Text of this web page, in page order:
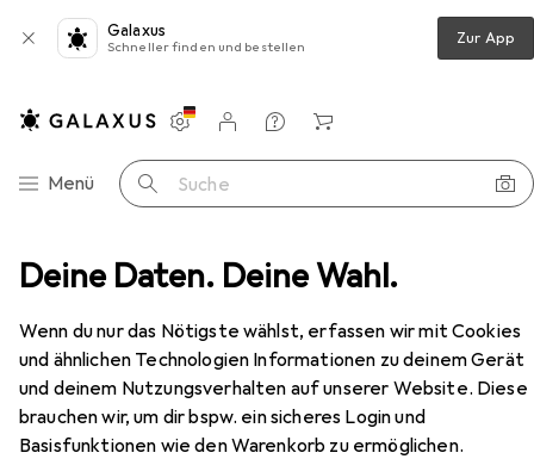
Deine Daten. Deine Wahl.
Wenn du nur das Nötigste wählst, erfassen wir mit Cookies
und ähnlichen Technologien Informationen zu deinem Gerät
und deinem Nutzungsverhalten auf unserer Website. Diese
brauchen wir, um dir bspw. ein sicheres Login und
Basisfunktionen wie den Warenkorb zu ermöglichen.
Galaxus
Schneller finden und bestellen Zur App
Navigation nach Kategorien
Menü Suche
Einstellungen
Kundenkonto
Vergleichslisten
Merklisten
Warenkorb
Belletristik Maigret und die Keller des Majestic
EUR
12,–
Maigret und die Keller des Majestic
Deutsch, Georges Simenon, 2020